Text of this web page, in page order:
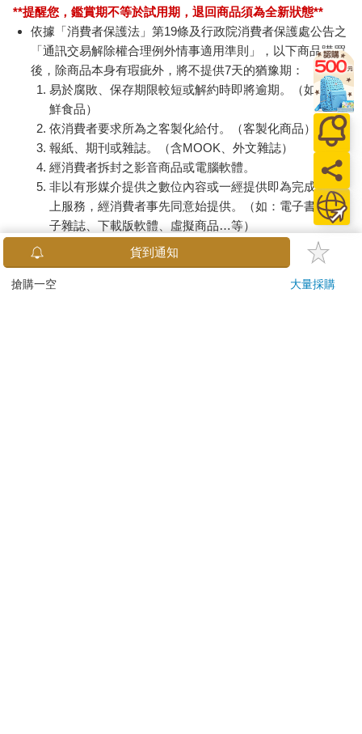
**提醒您，鑑賞期不等於試用期，退回商品須為全新狀態**
依據「消費者保護法」第19條及行政院消費者保護處公告之
「通訊交易解除權合理例外情事適用準則」，以下商品購買
後，除商品本身有瑕疵外，將不提供7天的猶豫期：
易於腐敗、保存期限較短或解約時即將逾期。（如：生
鮮食品）
依消費者要求所為之客製化給付。（客製化商品）
報紙、期刊或雜誌。（含MOOK、外文雜誌）
經消費者拆封之影音商品或電腦軟體。
非以有形媒介提供之數位內容或一經提供即為完成之線
上服務，經消費者事先同意始提供。（如：電子書、電
子雜誌、下載版軟體、虛擬商品…等）
已拆封之個人衛生用品。（如：內衣褲、刮鬍刀、除毛
若非上列種類商品，均享有到貨7天的猶豫期（含例假
貨到通知
搶購一空 大量採購